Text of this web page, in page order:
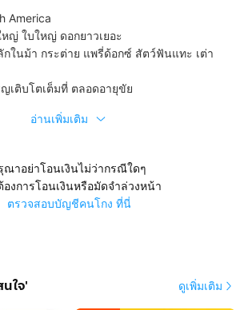
America
ญ่ ใบใหญ่ ดอกยาวเยอะ
ในม้า กระต่าย แพรี่ด้อกซ์ สัตว์ฟันแทะ เต่า
เติบโตเต็มที่ ตลอดอายุขัย
อ่านเพิ่มเติม
ณาอย่าโอนเงินไม่ว่ากรณีใดๆ
องการโอนเงินหรือมัดจำล่วงหน้า
ตรวจสอบบัญชีคนโกง ที่นี่
ใจ' ดูเพิ่มเติม